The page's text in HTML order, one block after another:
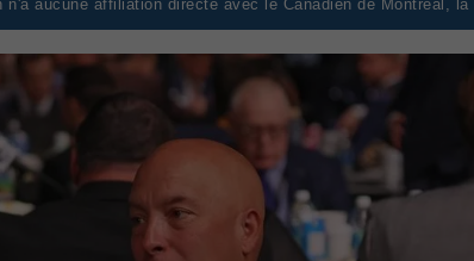
n'a aucune affiliation directe avec le Canadien de Montréal, la